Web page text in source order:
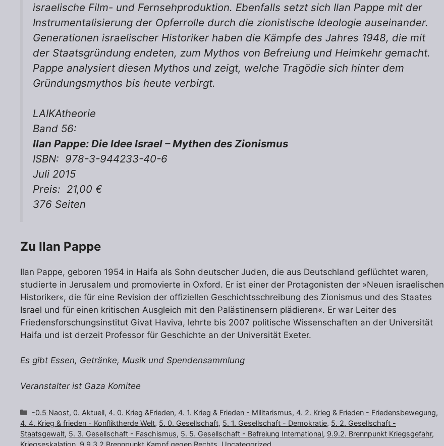
israelische Film- und Fernsehproduktion. Ebenfalls setzt sich Ilan Pappe mit der
Instrumentalisierung der Opferrolle durch die zionistische Ideologie auseinander.
Generationen israelischer Historiker haben die Kämpfe des Jahres 1948, die mit
der Staatsgründung endeten, zum Mythos von Befreiung und Heimkehr gemacht.
Pappe analysiert diesen Mythos und zeigt, welche Tragödie sich hinter dem
Gründungsmythos bis heute verbirgt.
LAIKAtheorie
Band 56:
Ilan Pappe: Die Idee Israel – Mythen des Zionismus
ISBN: 978-3-944233-40-6
Juli 2015
Preis: 21,00 €
376 Seiten
Zu Ilan Pappe
Ilan Pappe, geboren 1954 in Haifa als Sohn deutscher Juden, die aus Deutschland geflüchtet waren,
studierte in Jerusalem und promovierte in Oxford. Er ist einer der Protagonisten der »Neuen israelischen
Historiker«, die für eine Revision der offiziellen Geschichtsschreibung des Zionismus und des Staates
Israel und für einen kritischen Ausgleich mit den Palästinensern plädieren«. Er war Leiter des
Friedensforschungsinstitut Givat Haviva, lehrte bis 2007 politische Wissenschaften an der Universität
Haifa und ist derzeit Professor für Geschichte an der Universität Exeter.
Es gibt Essen, Getränke, Musik und Spendensammlung
Veranstalter ist Gaza Komitee
Kategorien
-0.5 Naost, 0. Aktuell,4. 0. Krieg &Frieden,4. 1. Krieg & Frieden - Militarismus,4. 2. Krieg & Frieden - Friedensbewegung,
4. 4. Krieg & frieden - Konfliktherde Welt, 5. 0. Gesellschaft, 5. 1. Gesellschaft - Demokratie, 5. 2. Gesellschaft -
Staatsgewalt, 5. 3. Gesellschaft - Faschismus, 5. 5. Gesellschaft - Befreiung International, 9.9.2. Brennpunkt Kriegsgefahr,
Kriegseskalation 9.9.3.2 Brennpunkt Kampf gegen Rechts Uncategorized